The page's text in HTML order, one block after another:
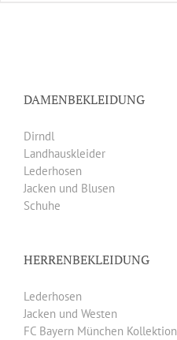
DAMENBEKLEIDUNG
Dirndl
Landhauskleider
Lederhosen
Jacken und Blusen
Schuhe
HERRENBEKLEIDUNG
Lederhosen
Jacken und Westen
FC Bayern München Kollektion